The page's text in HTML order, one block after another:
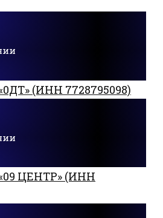
(ИНН 7728795098)
ЦЕНТР» (ИНН